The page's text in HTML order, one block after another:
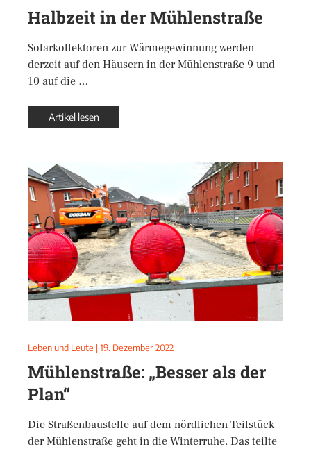
Halbzeit in der Mühlenstraße
Solarkollektoren zur Wärmegewinnung werden
derzeit auf den Häusern in der Mühlenstraße 9 und
10 auf die …
Artikel lesen
Leben und Leute | 19. Dezember 2022
Mühlenstraße: „Besser als der
Plan“
Die Straßenbaustelle auf dem nördlichen Teilstück
der Mühlenstraße geht in die Winterruhe. Das teilte